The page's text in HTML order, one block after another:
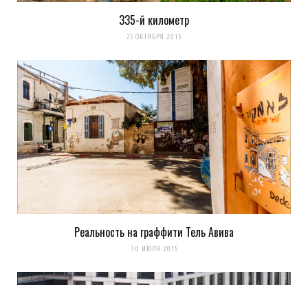
335-й километр
25 ОКТЯБРЯ 2015
Реальность на граффити Тель Авива
30 ИЮЛЯ 2015